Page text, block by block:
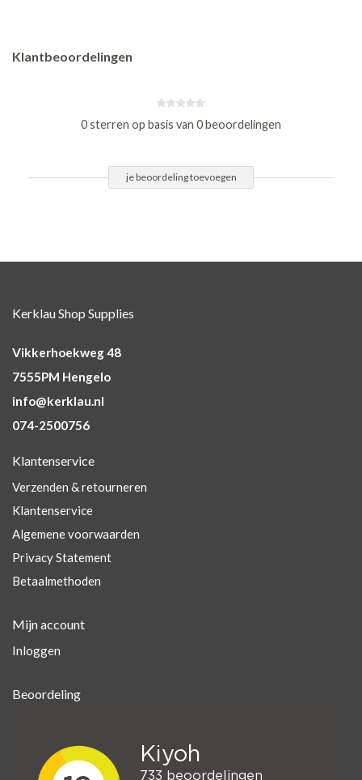
Klantbeoordelingen
0 sterren op basis van 0 beoordelingen
je beoordeling toevoegen
Kerklau Shop Supplies
Vikkerhoekweg 48
7555PM Hengelo
info@kerklau.nl
074-2500756
Klantenservice
Verzenden & retourneren
Klantenservice
Algemene voorwaarden
Privacy Statement
Betaalmethoden
Mijn account
Inloggen
Beoordeling